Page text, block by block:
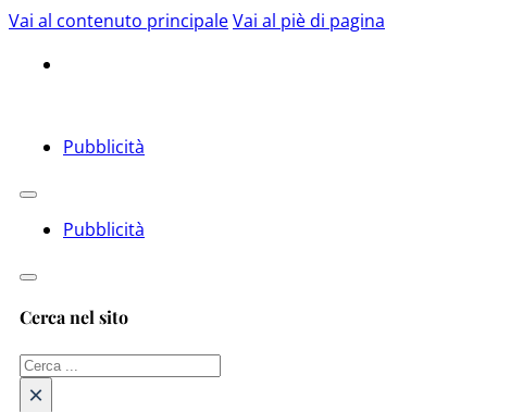
Vai al contenuto principaleVai al piè di pagina
Pubblicità
Pubblicità
Cerca nel sito
Cerca
×